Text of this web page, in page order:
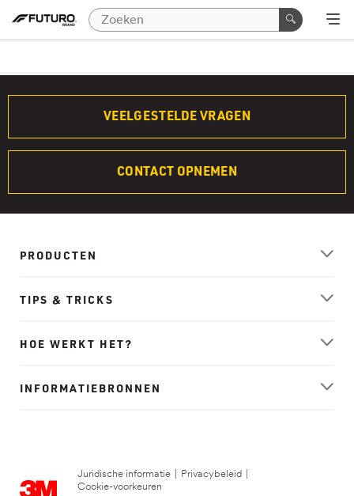
VEELGESTELDE VRAGEN
CONTACT OPNEMEN
PRODUCTEN
TIPS & TRICKS
HOE WERKT HET?
INFORMATIEBRONNEN
Juridische informatie Privacybeleid
Cookie-voorkeuren